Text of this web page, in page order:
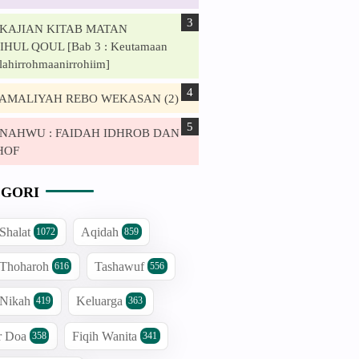
KITAB MATAN
QOUL [Bab 3 : Keutamaan
REBO WEKASAN (2)
: FAIDAH IDHROB DAN
1072 Aqidah 859
616 Tashawuf 556
419 Keluarga 363
Doa 358 Fiqih Wanita 341